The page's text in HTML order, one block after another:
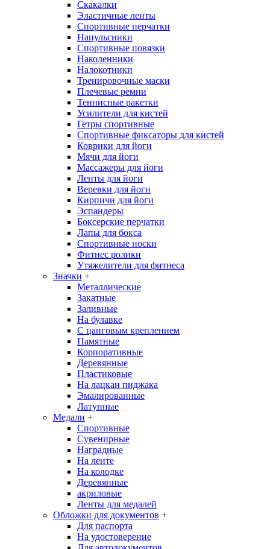
Скакалки
Эластичные ленты
Спортивные перчатки
Напульсники
Спортивные повязки
Наколенники
Налокотники
Тренировочные маски
Плечевые ремни
Теннисные ракетки
Усилители для кистей
Гетры спортивные
Спортивные фиксаторы для кистей
Коврики для йоги
Мячи для йоги
Массажеры для йоги
Ленты для йоги
Веревки для йоги
Кирпичи для йоги
Эспандеры
Боксерские перчатки
Лапы для бокса
Спортивные носки
Фитнес ролики
Утяжелители для фитнеса
Значки +
Металлические
Закатные
Заливные
На булавке
С цанговым креплением
Памятные
Корпоративные
Деревянные
Пластиковые
На лацкан пиджака
Эмалированные
Латунные
Медали +
Спортивные
Сувенирные
Наградные
На ленте
На колодке
Деревянные
акриловые
Ленты для медалей
Обложки для документов +
Для паспорта
На удостоверение